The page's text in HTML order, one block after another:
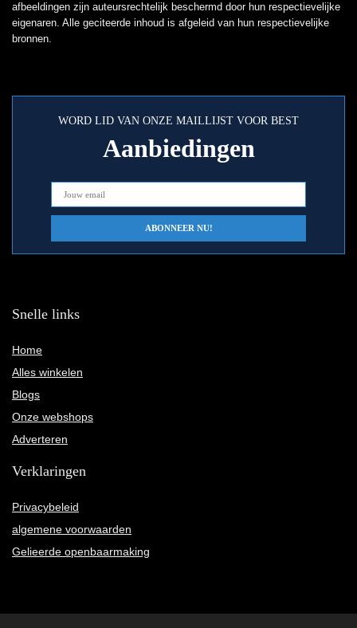
afbeeldingen zijn auteursrechtelijk beschermd door hun respectievelijke
eigenaren. Alle geciteerde inhoud is afgeleid van hun respectievelijke
bronnen.
WORD LID VAN ONZE MAILLIJST VOOR BEST
Aanbiedingen
Snelle links
Home
Alles winkelen
Blogs
Onze webshops
Adverteren
Verklaringen
Privacybeleid
algemene voorwaarden
Gelieerde openbaarmaking